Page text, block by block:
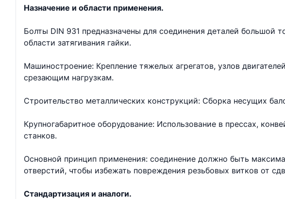
Назначение и области применения.
Болты DIN 931 предназначены для соединения деталей большой
области затягивания гайки.
Машиностроение: Крепление тяжелых агрегатов, узлов
срезающим нагрузкам.
Строительство металлических конструкций: Сборка несущих
Крупногабаритное оборудование: Использование в прессах,
станков.
Основной принцип применения: соединение должно быть
отверстий, чтобы избежать повреждения резьбовых витков от
Стандартизация и аналоги.